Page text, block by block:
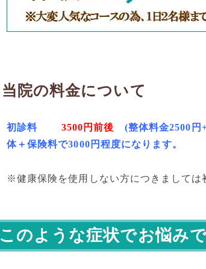
当院の料金について
初診料 3500円前後
(整体料金2500
体＋保険料で3000円程度になります。
※健康保険を使用しない方につきましては
このような症状でお悩み